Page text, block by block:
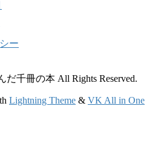
ー
千冊の本 All Rights Reserved.
Lightning Theme & VK All in One